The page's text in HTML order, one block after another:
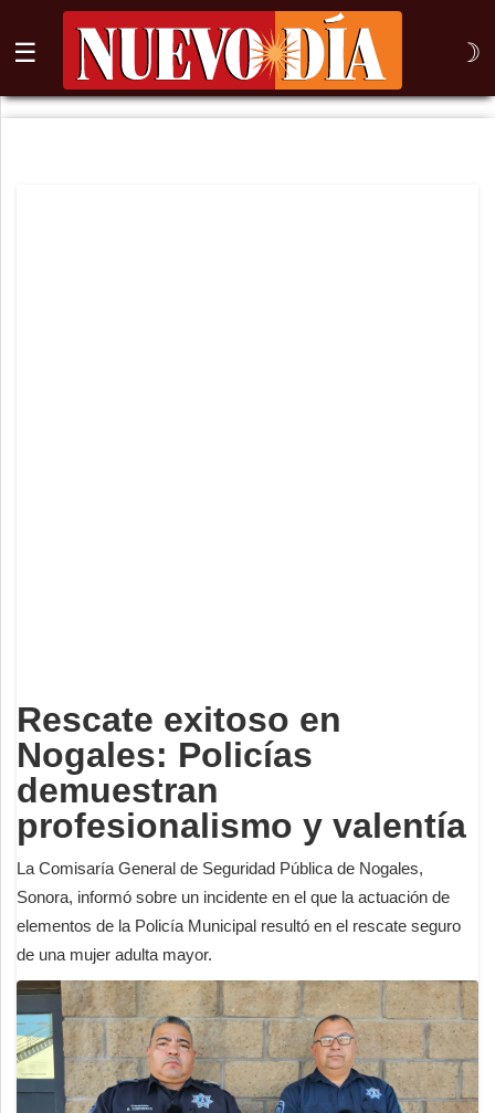
☰ ☽
⌕
Rescate exitoso en
Nogales: Policías
demuestran
profesionalismo y valentía
La Comisaría General de Seguridad Pública de Nogales,
Sonora, informó sobre un incidente en el que la actuación de
elementos de la Policía Municipal resultó en el rescate seguro
de una mujer adulta mayor.